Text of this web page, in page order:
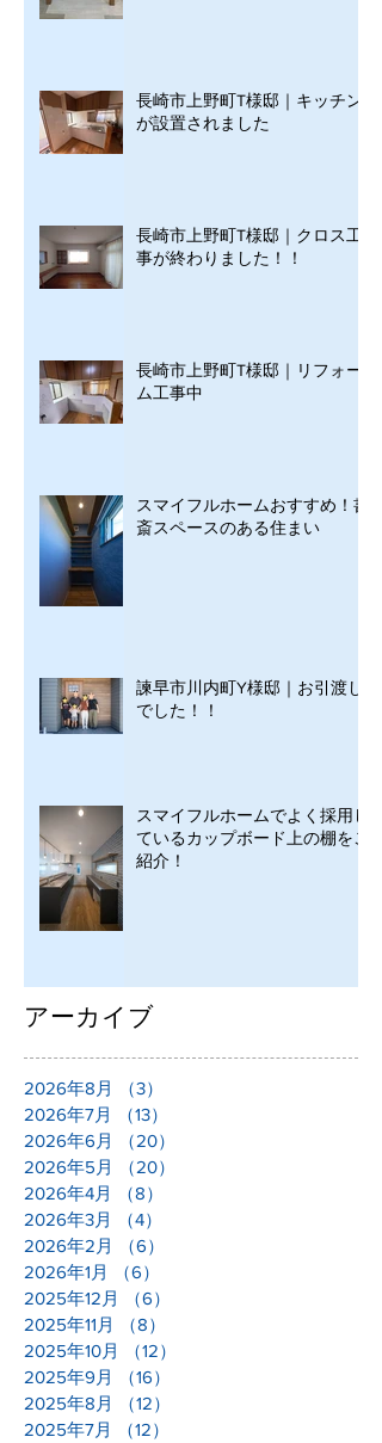
長崎市上野町T様邸｜キッチン
が設置されました
長崎市上野町T様邸｜クロス工
事が終わりました！！
長崎市上野町T様邸｜リフォー
ム工事中
スマイフルホームおすすめ！書
斎スペースのある住まい
諫早市川内町Y様邸｜お引渡し
でした！！
スマイフルホームでよく採用し
ているカップボード上の棚をご
紹介！
アーカイブ
2026年8月 （3）
2026年7月
（13）
2026年6月
（20）
2026年5月
（20）
2026年4月
（8）
2026年3月
（4）
2026年2月
（6）
2026年1月
（6）
2025年12月
（6）
2025年11月
（8）
2025年10月
（12）
2025年9月
（16）
2025年8月
（12）
2025年7月
（12）